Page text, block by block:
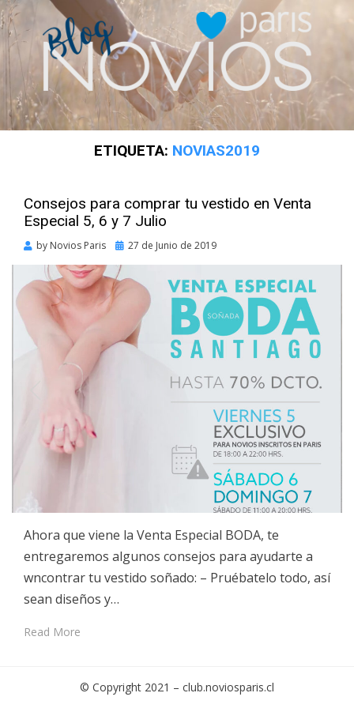
ETIQUETA: NOVIAS2019
Consejos para comprar tu vestido en Venta
Especial 5, 6 y 7 Julio
by Novios Paris
Posted
27 de Junio de 2019
Ahora que viene la Venta Especial BODA, te
entregaremos algunos consejos para ayudarte a
wncontrar tu vestido soñado: – Pruébatelo todo, así
sean diseños y…
Read More
© Copyright 2021 – club.noviosparis.cl